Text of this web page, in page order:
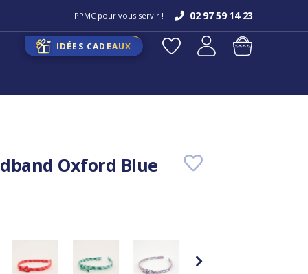
PPMC pour vous servir ! 02 97 59 14 23
IDÉES CADEAUX
Oxford Blue